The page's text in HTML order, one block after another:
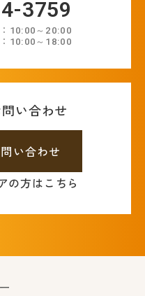
3759
10:00～20:00
：10:00～18:00
い合わせ
い合わせ
の方はこちら